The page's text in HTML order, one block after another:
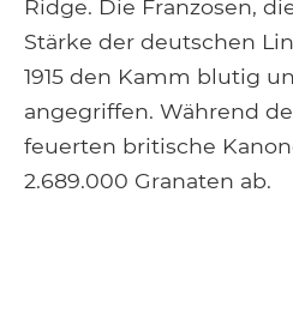
Ridge. Die Franzosen,
Stärke der deutschen
1915 den Kamm blutig
angegriffen. Während
feuerten britische
2.689.000 Granaten ab.